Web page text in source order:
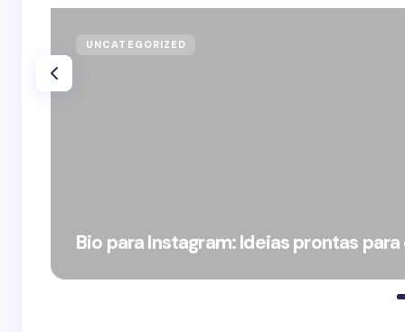
UNCATEGORIZED
Bio para Instagram: Ideias prontas